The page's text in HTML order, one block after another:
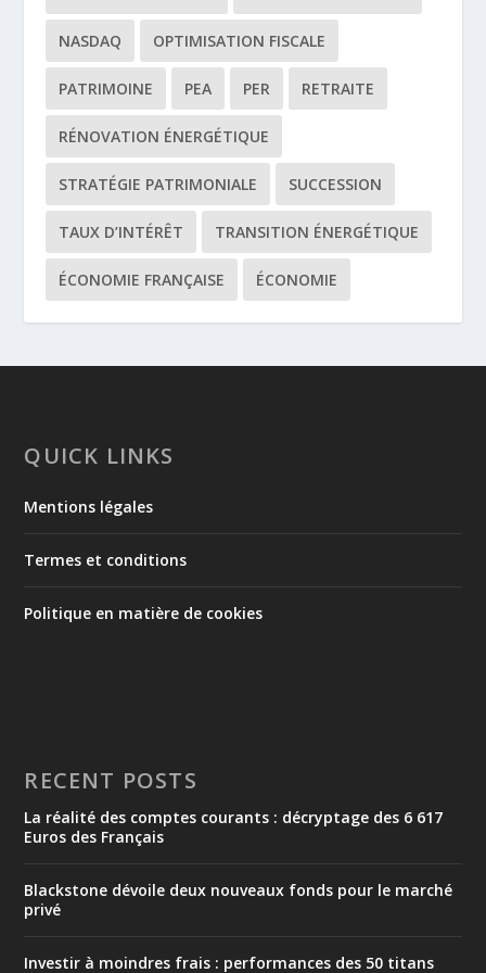
NASDAQ OPTIMISATION FISCALE
PATRIMOINE PEA PER RETRAITE
RÉNOVATION ÉNERGÉTIQUE
STRATÉGIE PATRIMONIALE SUCCESSION
TAUX D’INTÉRÊT TRANSITION ÉNERGÉTIQUE
ÉCONOMIE FRANÇAISE ÉCONOMIE
QUICK LINKS
Mentions légales
Termes et conditions
Politique en matière de cookies
RECENT POSTS
La réalité des comptes courants : décryptage des 6 617
Euros des Français
Blackstone dévoile deux nouveaux fonds pour le marché
privé
Investir à moindres frais : performances des 50 titans